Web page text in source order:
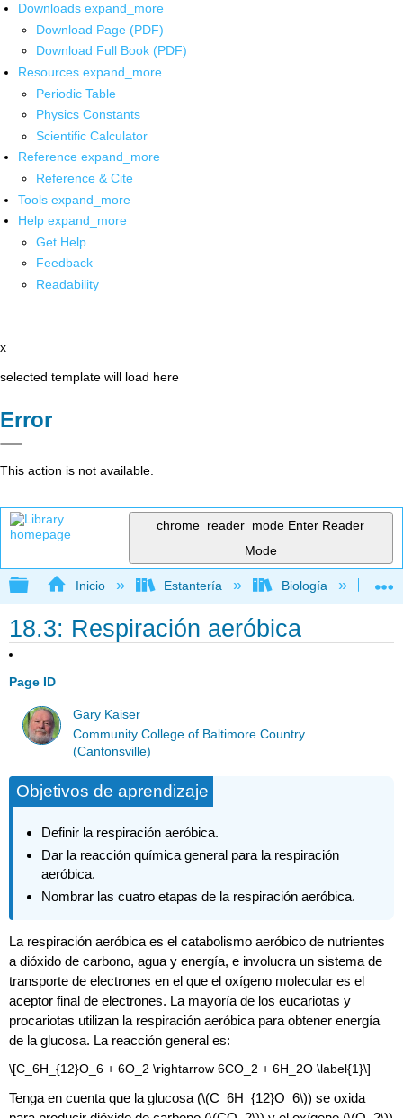
Downloads expand_more
Download Page (PDF)
Download Full Book (PDF)
Resources expand_more
Periodic Table
Physics Constants
Scientific Calculator
Reference expand_more
Reference & Cite
Tools expand_more
Help expand_more
Get Help
Feedback
Readability
x
selected template will load here
Error
This action is not available.
chrome_reader_mode Enter Reader
Mode
Expandir/contraer jerarquía global
Inicio Estantería Biología
18.3: Respiración aeróbica
Page ID
Gary Kaiser
Community College of Baltimore Country
(Cantonsville)
Objetivos de aprendizaje
Definir la respiración aeróbica.
Dar la reacción química general para la respiración
aeróbica.
Nombrar las cuatro etapas de la respiración aeróbica.
La respiración aeróbica es el catabolismo aeróbico de nutrientes
a dióxido de carbono, agua y energía, e involucra un sistema de
transporte de electrones en el que el oxígeno molecular es el
aceptor final de electrones. La mayoría de los eucariotas y
procariotas utilizan la respiración aeróbica para obtener energía
de la glucosa. La reacción general es:
\[C_6H_{12}O_6 + 6O_2 \rightarrow 6CO_2 + 6H_2O \label{1}\]
Tenga en cuenta que la glucosa (\(C_6H_{12}O_6\)) se oxida